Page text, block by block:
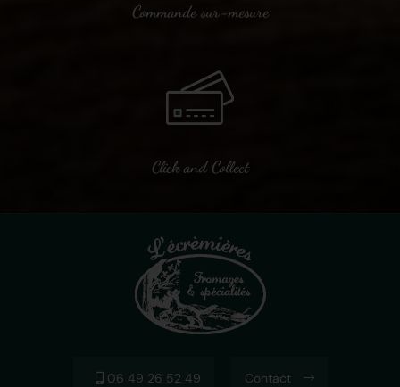
Commande sur-mesure
Click and Collect
06 49 26 52 49 Contact